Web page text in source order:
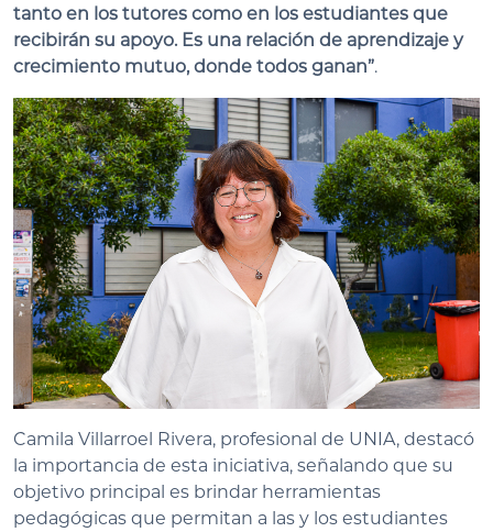
tanto en los tutores como en los estudiantes que
recibirán su apoyo. Es una relación de aprendizaje y
crecimiento mutuo, donde todos ganan”.
Camila Villarroel Rivera, profesional de UNIA, destacó
la importancia de esta iniciativa, señalando que su
objetivo principal es brindar herramientas
pedagógicas que permitan a las y los estudiantes